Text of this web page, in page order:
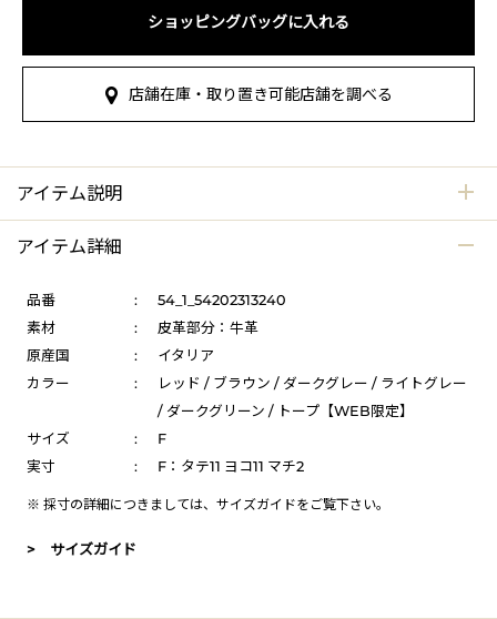
ショッピングバッグに入れる
店舗在庫・取り置き可能店舗を調べる
アイテム説明
アイテム詳細
品番 :
54_1_54202313240
素材
:
皮革部分：牛革
原産国
:
イタリア
カラー
:
レッド / ブラウン / ダークグレー / ライトグレー
/ ダークグリーン / トープ【WEB限定】
サイズ
:
F
実寸
: F：タテ11 ヨコ11 マチ2
※ 採寸の詳細につきましては、 サイズガイドをご覧下さい。
> サイズガイド